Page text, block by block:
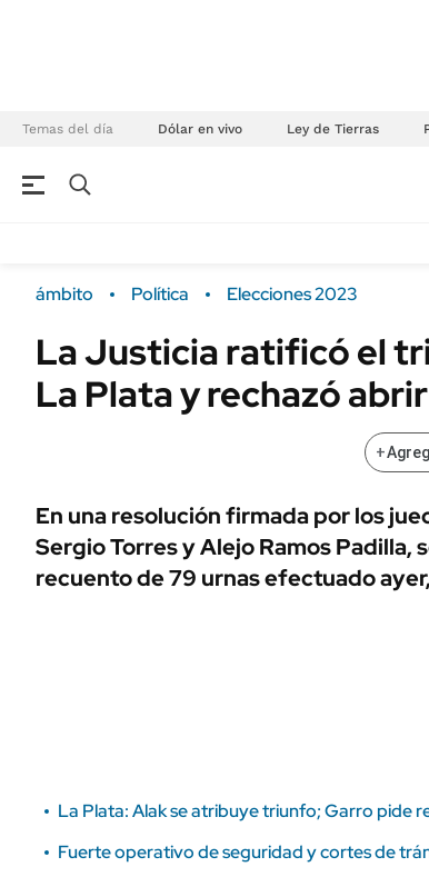
Temas del día Dólar en vivo Ley de Tierras
Campo
FINANZAS
ÁMBITO DEBATE
MEDIAKIT AMBITO DEBATE
Sustentabilidad
Seguros
POLÍTICA
Municipios
URUGUAY
ámbito Política Elecciones 2023
La Justicia ratificó el
La Plata y rechazó
+
En una resolución firmada por los
Sergio Torres y Alejo Ramos Padilla,
recuento de 79 urnas efectuado
La Plata: Alak se atribuye triunfo; Garro pide
Fuerte operativo de seguridad y cortes de